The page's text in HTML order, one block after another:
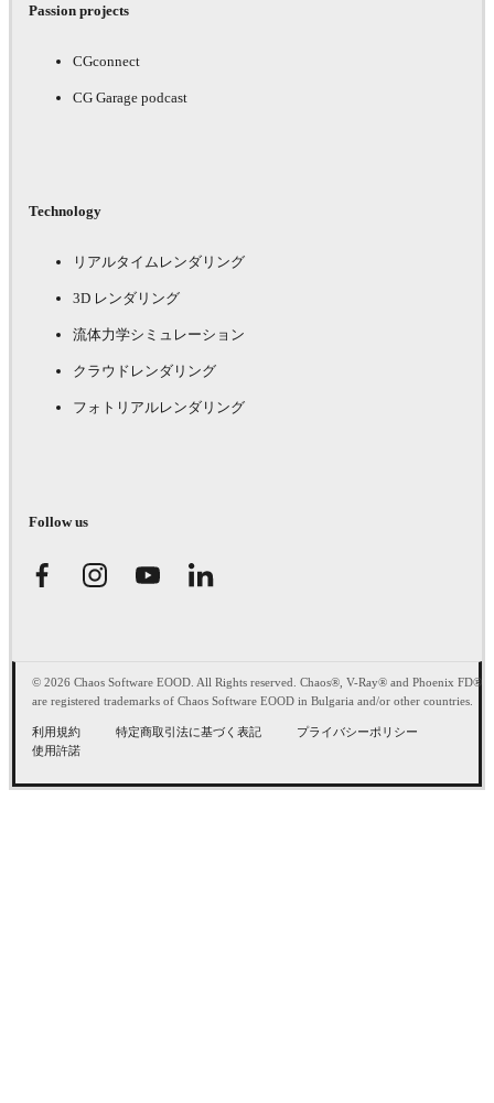
Passion projects
CGconnect
CG Garage podcast
Technology
リアルタイムレンダリング
3D レンダリング
流体力学シミュレーション
クラウドレンダリング
フォトリアルレンダリング
Follow us
© 2026 Chaos Software EOOD. All Rights reserved. Chaos®, V-Ray® and Phoenix FD®
are registered trademarks of Chaos Software EOOD in Bulgaria and/or other countries.
利用規約 特定商取引法に基づく表記
プライバシーポリシー
使用許諾